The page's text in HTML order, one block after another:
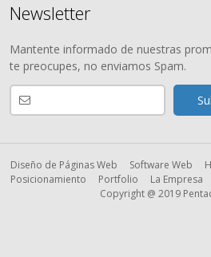
Newsletter
Mantente informado de nuestras
te preocupes, no enviamos Spam.
Diseño de Páginas Web Software Web
Posicionamiento
Portfolio La Empresa
Copyright @ 2019